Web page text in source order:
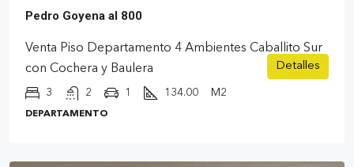
Pedro Goyena al 800
Venta Piso Departamento 4 Ambientes Caballito Sur
con Cochera y Baulera
3 2 1 134.00 M2
DEPARTAMENTO
Detalles